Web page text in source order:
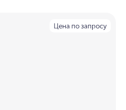
Цена по запросу